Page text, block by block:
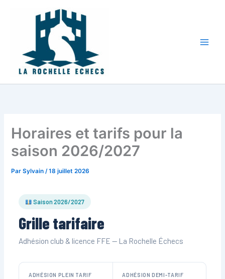
Horaires et tarifs pour la
saison 2026/2027
ParSylvain/18 juillet 2026
Saison 2026/2027
Grille tarifaire
Adhésion club & licence FFE — La Rochelle Échecs
ADHÉSION PLEIN TARIF ADHÉSION DEMI-TARIF